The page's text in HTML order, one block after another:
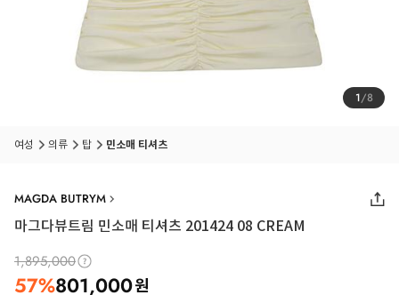
1/8
여성 의류 탑 민소매 티셔츠
MAGDA BUTRYM
마그다뷰트림 민소매 티셔츠 201424 08 CREAM
1,895,000
57%801,000원